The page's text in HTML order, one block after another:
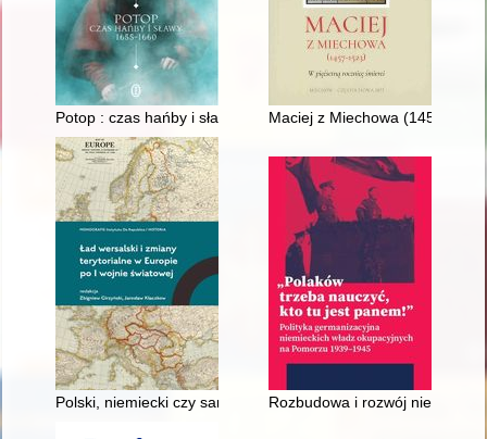
Potop : czas hańby i sławy 1655-1660Maciej z Miechowa (1457-
Polski, niemiecki czy samodzielny? Kwestia Górnego Śląska
Rozbudowa i rozwój